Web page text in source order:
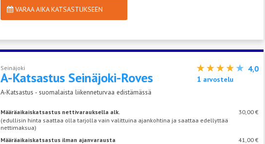
VARAA AIKA KATSASTUKSEEN
Seinäjoki
A-Katsastus Seinäjoki-Roves
A-Katsastus - suomalaista liikenneturvaa edistämässä
4,0
1 arvostelu
Määräaikaiskatsastus nettivarauksella alk.
30,00 €
(edullisin hinta saattaa olla tarjolla vain valittuina ajankohtina ja saattaa edellyttää
nettimaksua)
Määräaikaiskatsastus ilman ajanvarausta
41,00 €